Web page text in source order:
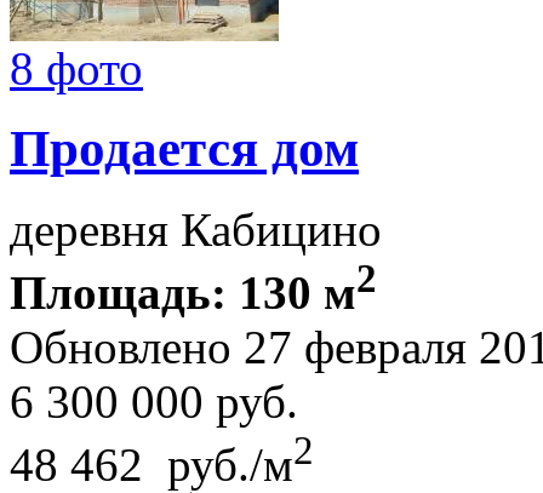
8 фото
Продается дом
деревня Кабицино
Площадь: 130 м2
Обновлено 27 февраля
6 300 000 руб.
48 462 руб./м2